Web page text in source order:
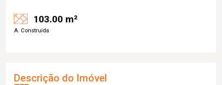
103.00 m²
A. Construída
Descrição do Imóvel